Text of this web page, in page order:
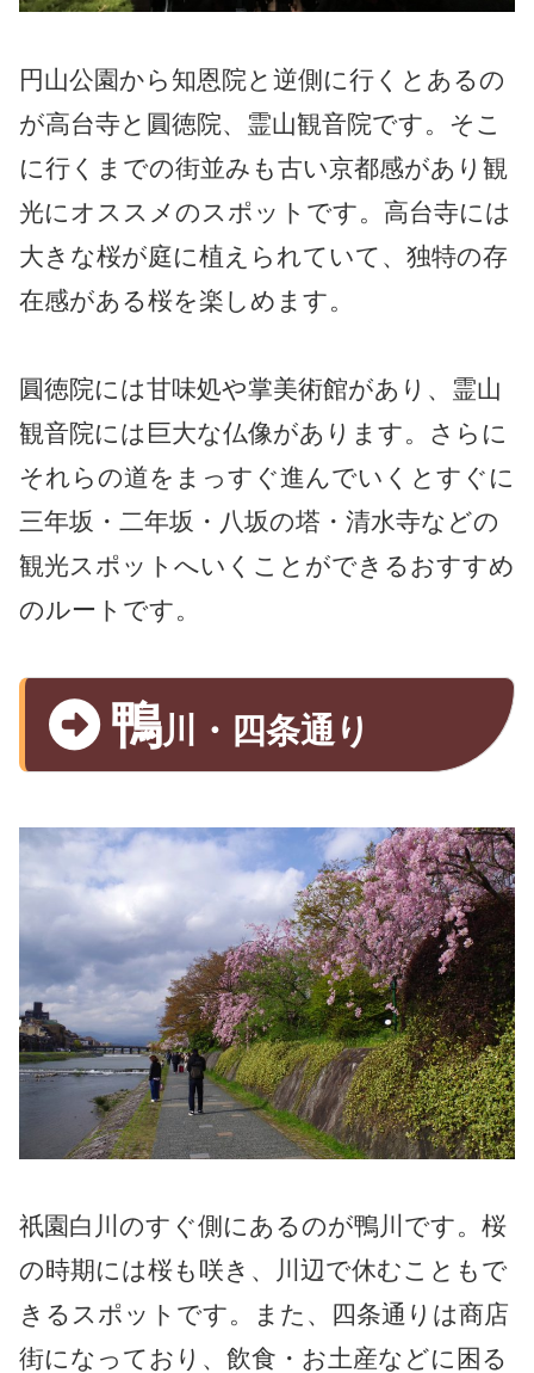
円山公園から知恩院と逆側に行くとあるの
が高台寺と圓徳院、霊山観音院です。そこ
に行くまでの街並みも古い京都感があり観
光にオススメのスポットです。高台寺には
大きな桜が庭に植えられていて、独特の存
在感がある桜を楽しめます。
圓徳院には甘味処や掌美術館があり、霊山
観音院には巨大な仏像があります。さらに
それらの道をまっすぐ進んでいくとすぐに
三年坂・二年坂・八坂の塔・清水寺などの
観光スポットへいくことができるおすすめ
のルートです。
鴨川・四条通り
祇園白川のすぐ側にあるのが鴨川です。桜
の時期には桜も咲き、川辺で休むこともで
きるスポットです。また、四条通りは商店
街になっており、飲食・お土産などに困る